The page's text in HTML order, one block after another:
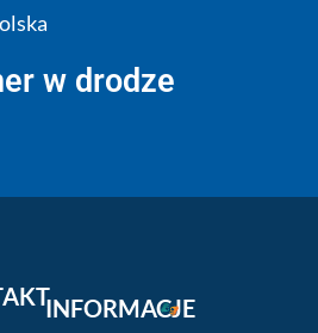
w drodze
INFORMACJE